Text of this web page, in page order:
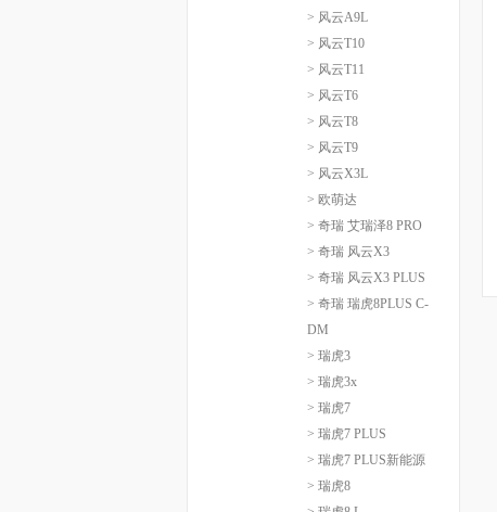
> 风云A9L
> 风云T10
> 风云T11
> 风云T6
> 风云T8
> 风云T9
> 风云X3L
> 欧萌达
> 奇瑞 艾瑞泽8 PRO
> 奇瑞 风云X3
> 奇瑞 风云X3 PLUS
> 奇瑞 瑞虎8PLUS C-
DM
> 瑞虎3
> 瑞虎3x
> 瑞虎7
> 瑞虎7 PLUS
> 瑞虎7 PLUS新能源
> 瑞虎8